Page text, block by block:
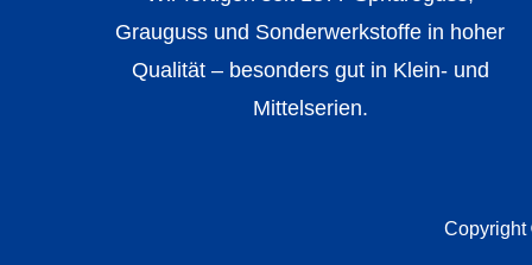
Grauguss und Sonderwerkstoffe in hoher
Qualität – besonders gut in Klein- und
Mittelserien.
Copyright